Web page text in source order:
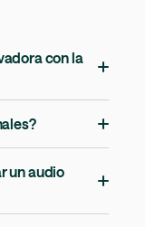
con la
un audio